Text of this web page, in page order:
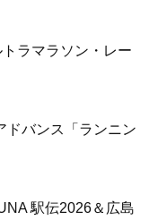
ラマラソン・レー
ドバンス「ランニン
駅伝2026＆広島